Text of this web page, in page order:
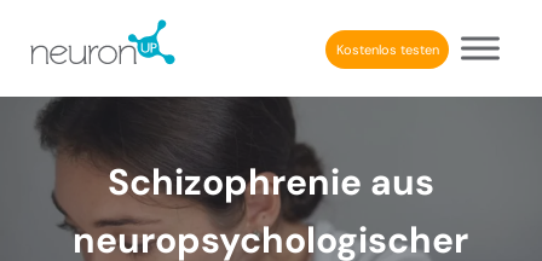
BERUFLICHE KOGNITIVE REHABILITATION
Kostenlos testen
Schizophrenie aus
neuropsychologischer